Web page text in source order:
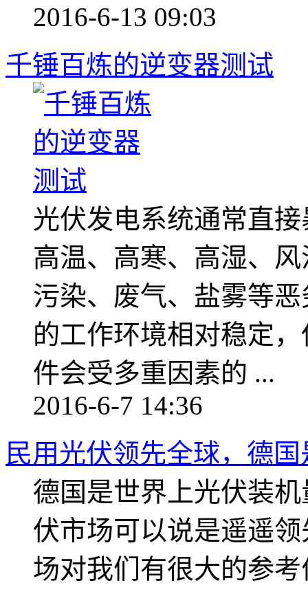
2016-6-13 09:03
千锤百炼的逆变器测试
光伏发电系统通常直
高温、高寒、高湿、
污染、废气、盐雾等
的工作环境相对稳定
件会受多重因素的 ...
2016-6-7 14:36
民用光伏领先全球，德
德国是世界上光伏装
伏市场可以说是遥遥
场对我们有很大的参